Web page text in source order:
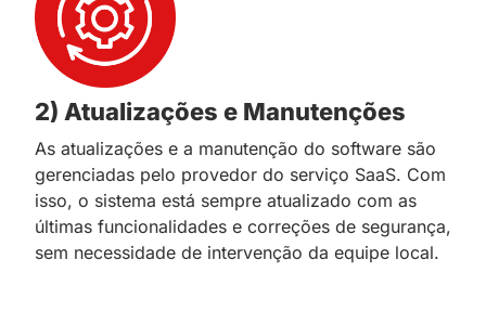
2) Atualizações e Manutenções
As atualizações e a manutenção do software são
gerenciadas pelo provedor do serviço SaaS. Com
isso, o sistema está sempre atualizado com as
últimas funcionalidades e correções de segurança,
sem necessidade de intervenção da equipe local.